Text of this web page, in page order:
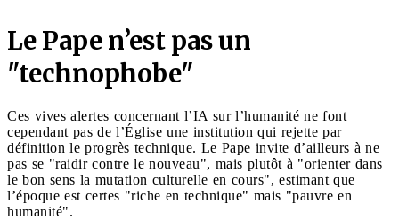
Le Pape n’est pas un
"technophobe"
Ces vives alertes concernant l’IA sur l’humanité ne font
cependant pas de l’Église une institution qui rejette par
définition le progrès technique. Le Pape invite d’ailleurs à ne
pas se "raidir contre le nouveau", mais plutôt à "orienter dans
le bon sens la mutation culturelle en cours", estimant que
l’époque est certes "riche en technique" mais "pauvre en
humanité".